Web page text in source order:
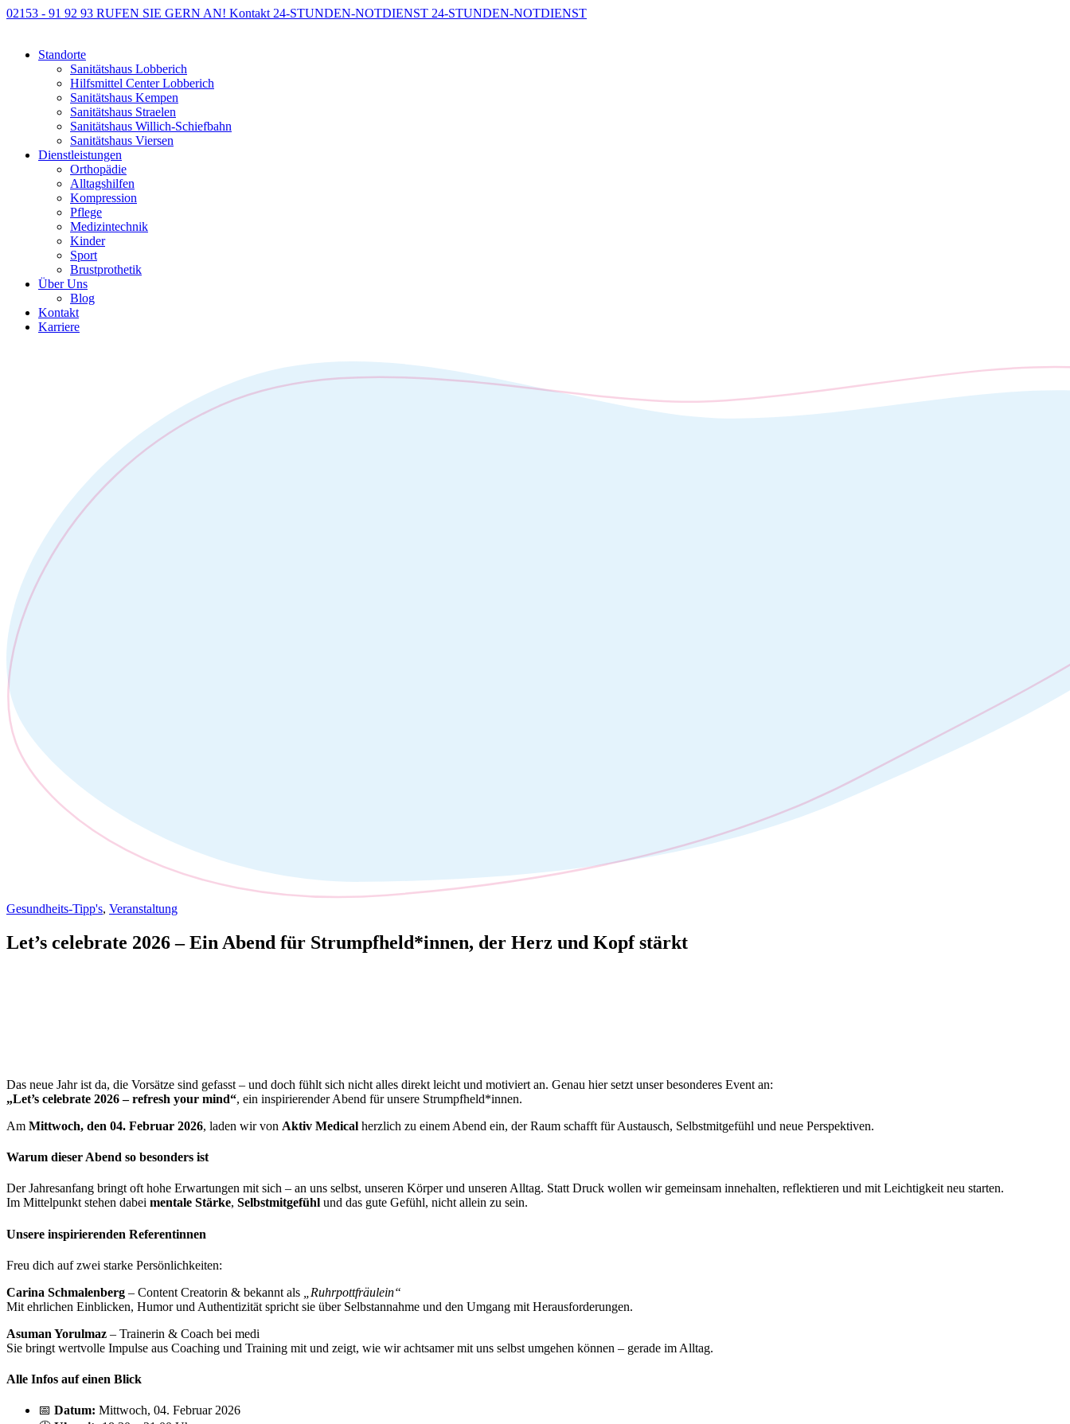
02153 - 91 92 93 RUFEN SIE GERN AN! Kontakt 24-STUNDEN-NOTDIENST 24-STUNDEN-NOTDIENST
Standorte
Sanitätshaus Lobberich
Hilfsmittel Center Lobberich
Sanitätshaus Kempen
Sanitätshaus Straelen
Sanitätshaus Willich-Schiefbahn
Sanitätshaus Viersen
Dienstleistungen
Orthopädie
Alltagshilfen
Kompression
Pflege
Medizintechnik
Kinder
Sport
Brustprothetik
Über Uns
Blog
Kontakt
Karriere
Gesundheits-Tipp's, Veranstaltung
Let’s celebrate 2026 – Ein Abend für Strumpfheld*innen, der Herz und Kopf stärkt
Das neue Jahr ist da, die Vorsätze sind gefasst – und doch fühlt sich nicht alles direkt leicht und motiviert an. Genau hier setzt unser besonderes Event an:
„Let’s celebrate 2026 – refresh your mind“, ein inspirierender Abend für unsere Strumpfheld*innen.
Am Mittwoch, den 04. Februar 2026, laden wir von Aktiv Medical herzlich zu einem Abend ein, der Raum schafft für Austausch, Selbstmitgefühl und neue Perspektiven.
Warum dieser Abend so besonders ist
Der Jahresanfang bringt oft hohe Erwartungen mit sich – an uns selbst, unseren Körper und unseren Alltag. Statt Druck wollen wir gemeinsam innehalten, reflektieren und mit Leichtigkeit neu starten.
Im Mittelpunkt stehen dabei mentale Stärke, Selbstmitgefühl und das gute Gefühl, nicht allein zu sein.
Unsere inspirierenden Referentinnen
Freu dich auf zwei starke Persönlichkeiten:
Carina Schmalenberg – Content Creatorin & bekannt als
„Ruhrpottfräulein“
Mit ehrlichen Einblicken, Humor und Authentizität spricht sie über Selbstannahme und den Umgang mit Herausforderungen.
Asuman Yorulmaz – Trainerin & Coach bei medi
Sie bringt wertvolle Impulse aus Coaching und Training mit und zeigt, wie wir achtsamer mit uns selbst umgehen können – gerade im Alltag.
Alle Infos auf einen Blick
📅 Datum: Mittwoch, 04. Februar 2026